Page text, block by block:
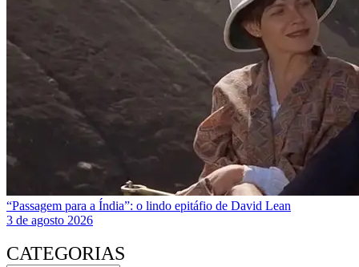
“Passagem para a Índia”: o lindo epitáfio de David Lean
3 de agosto 2026
CATEGORIAS